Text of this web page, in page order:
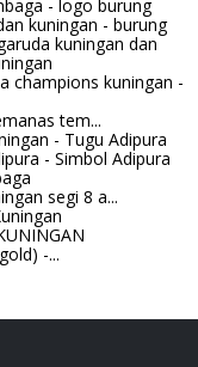
- logo burung
kuningan - burung
kuningan dan
champions kuningan -
tem...
- Tugu Adipura
- Simbol Adipura
segi 8 a...
-...